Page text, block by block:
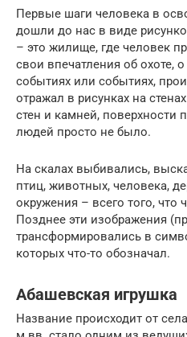
Первые шаги человека в
дошли до нас в виде
– это жилище, где человек
свои впечатления об охоте,
событиях или событиях,
отражал в рисунках на
стен и камней, поверхности
людей просто не было.
На скалах выбивались,
птиц, животных, человека,
окружения – всего того, что
Позднее эти изображения
трансформировались в
которых что-то обозначал.
Абашевская игрушка
Название происходит от